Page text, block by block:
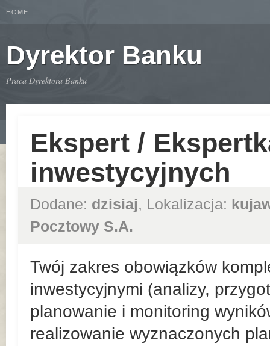
HOME
Dyrektor Banku
Praca Dyrektora Banku
Ekspert /
inwestycyjnych
Dodane: dzisiaj, Lokalizacja:
Pocztowy S.A.
Twój zakres obowiązków
inwestycyjnymi (analizy,
planowanie i monitoring
realizowanie wyznaczonych